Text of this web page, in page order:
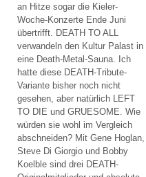
an Hitze sogar die Kieler-
Woche-Konzerte Ende Juni
übertrifft. DEATH TO ALL
verwandeln den Kultur Palast in
eine Death-Metal-Sauna. Ich
hatte diese DEATH-Tribute-
Variante bisher noch nicht
gesehen, aber natürlich LEFT
TO DIE und GRUESOME. Wie
würden sie wohl im Vergleich
abschneiden? Mit Gene Hoglan,
Steve Di Giorgio und Bobby
Koelble sind drei DEATH-